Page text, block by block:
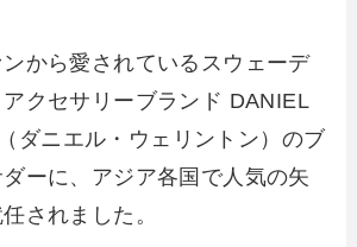
から愛されているスウェーデ
クセサリーブランド DANIEL
ダニエル・ウェリントン）のブ
ーに、アジア各国で人気の矢
されました。